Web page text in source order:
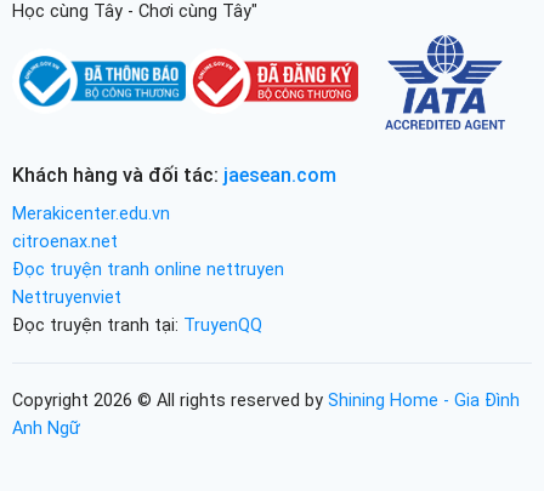
Học cùng Tây - Chơi cùng Tây"
Khách hàng và đối tác: jaesean.com
Merakicenter.edu.vn
citroenax.net
Đọc truyện tranh online nettruyen
Nettruyenviet
Đọc truyện tranh tại: TruyenQQ
Copyright 2026 © All rights reserved by Shining Home - Gia Đình
Anh Ngữ